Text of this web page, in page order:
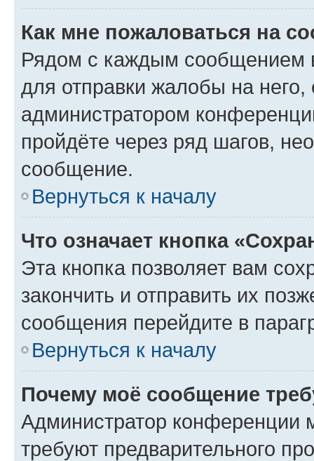
Как мне пожаловаться на
Рядом с каждым сообщением
для отправки жалобы на
администратором
пройдёте через ряд шагов,
сообщение.
Вернуться к началу
Что означает кнопка
Эта кнопка позволяет вам
закончить и отправить их
сообщения перейдите в
Вернуться к началу
Почему моё сообщение
Администратор конференции
требуют предварительного